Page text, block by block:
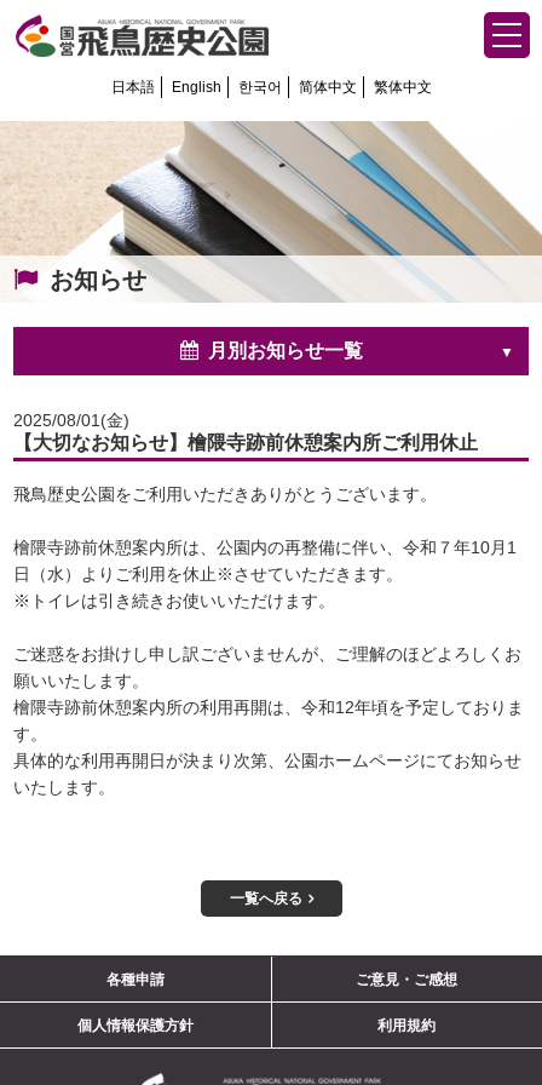
日本語 English 한국어 简体中文 繁体中文
お知らせ
月別お知らせ一覧
2025/08/01(金)
【大切なお知らせ】檜隈寺跡前休憩案内所ご利用休止
飛鳥歴史公園をご利用いただきありがとうございます。
檜隈寺跡前休憩案内所は、公園内の再整備に伴い、令和７年10月1
日（水）よりご利用を休止※させていただきます。
※トイレは引き続きお使いいただけます。
ご迷惑をお掛けし申し訳ございませんが、ご理解のほどよろしくお
願いいたします。
檜隈寺跡前休憩案内所の利用再開は、令和12年頃を予定しておりま
す。
具体的な利用再開日が決まり次第、公園ホームページにてお知らせ
いたします。
一覧へ戻る
各種申請 ご意見・ご感想
個人情報保護方針 利用規約